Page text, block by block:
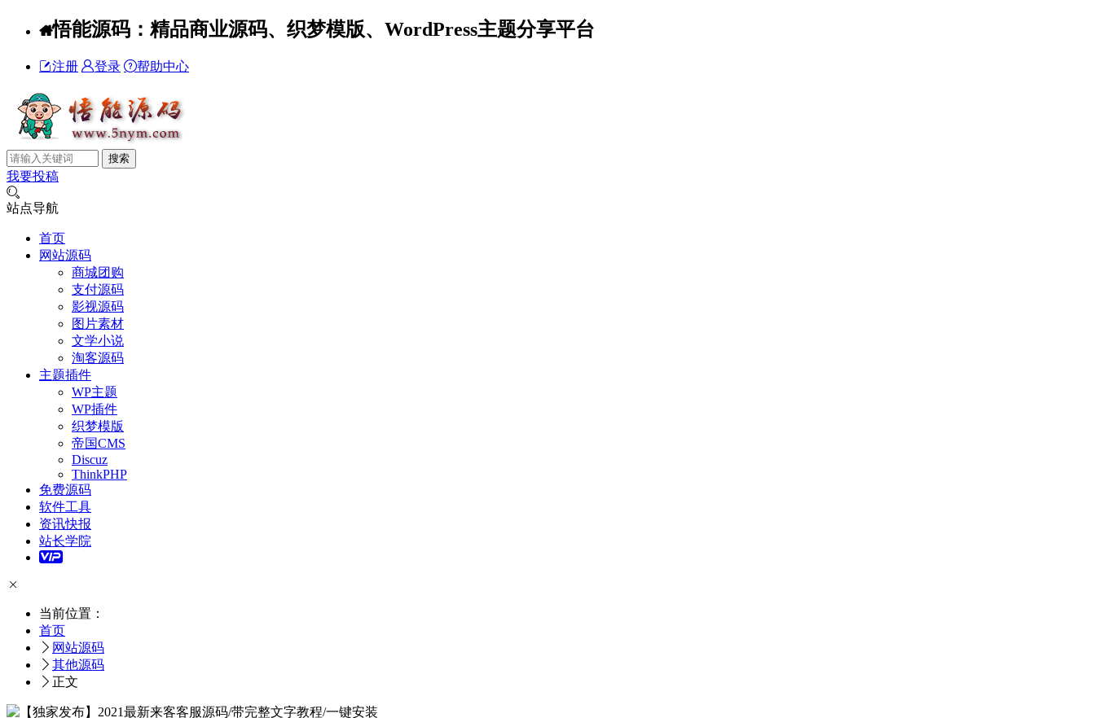
悟能源码：精品商业源码、织梦模版、WordPress主题分享平台
注册 登录 帮助中心
我要投稿
站点导航
首页
网站源码
商城团购
支付源码
影视源码
图片素材
文学小说
淘客源码
主题插件
WP主题
WP插件
织梦模版
帝国CMS
Discuz
ThinkPHP
免费源码
软件工具
资讯快报
站长学院
当前位置：
首页
网站源码
其他源码
正文